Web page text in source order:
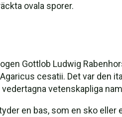
ovala sporer.
Gottlob Ludwig
cesatii. Det var den
vetenskapliga
en bas, som en sko eller